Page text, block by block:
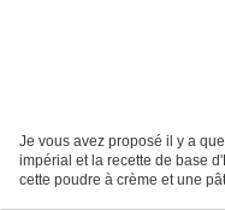
Je vous avez proposé il y a
impérial et la recette de base
cette poudre à crème et une